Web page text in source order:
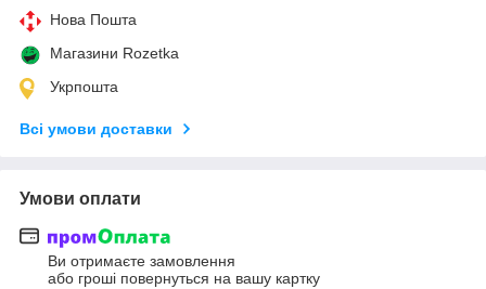
Нова Пошта
Магазини Rozetka
Укрпошта
Всі умови доставки
Умови оплати
Ви отримаєте замовлення
або гроші повернуться на вашу картку